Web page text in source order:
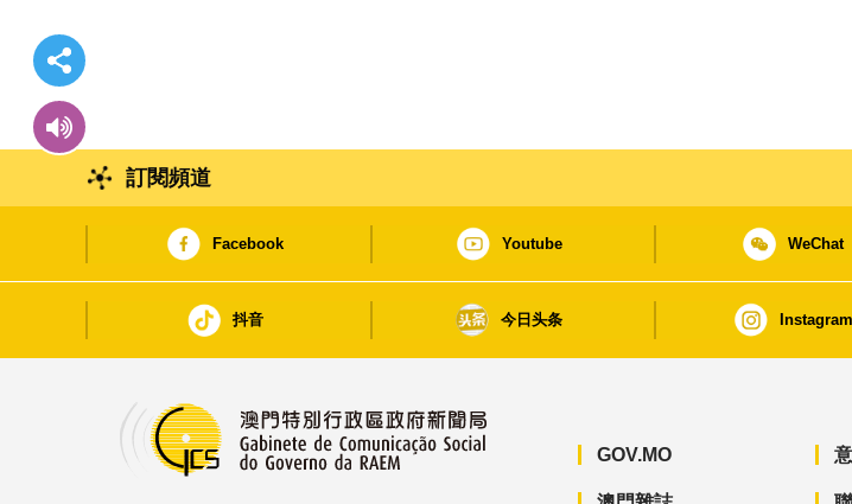
訂閱頻道
Facebook Youtube WeChat
抖音 今日头条 Instagram
GOV.MO